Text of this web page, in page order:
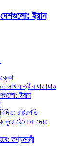
দেশগুলো: ইরান
লাখ যাত্রীর যাতায়াত
ইরান
রাষ্ট্রপতি
ঠেলে না দেয়:
তথ্যমন্ত্রী